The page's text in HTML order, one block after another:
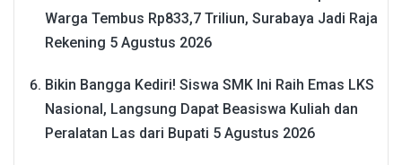
Warga Tembus Rp833,7 Triliun, Surabaya Jadi Raja
Rekening 5 Agustus 2026
Bikin Bangga Kediri! Siswa SMK Ini Raih Emas LKS
Nasional, Langsung Dapat Beasiswa Kuliah dan
Peralatan Las dari Bupati 5 Agustus 2026